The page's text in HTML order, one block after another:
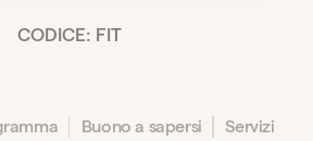
CODICE: FIT
Buono a sapersi Servizi